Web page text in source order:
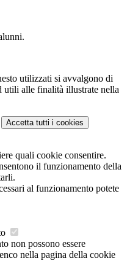
utilizzati si avvalgono di
utili alle finalità illustrate nella
Accetta tutti i cookies
quali cookie consentire.
il funzionamento della
al funzionamento potete
non possono essere
nella pagina della cookie